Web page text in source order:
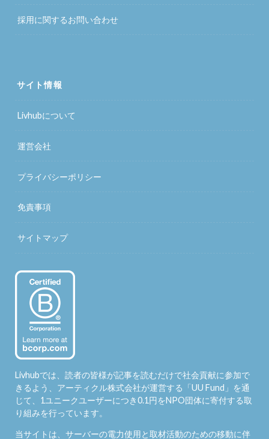
採用に関するお問い合わせ
サイト情報
Livhubについて
運営会社
プライバシーポリシー
免責事項
サイトマップ
Livhubでは、読者の皆様が記事を読むだけで社会貢献に参加で
きるよう、アーティクル株式会社が運営する「UU Fund 」を通
じて、1ユニークユーザーにつき0.1円をNPO団体に寄付する取
り組みを行っています。
当サイトは、サーバーの電力使用と取材活動のための移動に伴